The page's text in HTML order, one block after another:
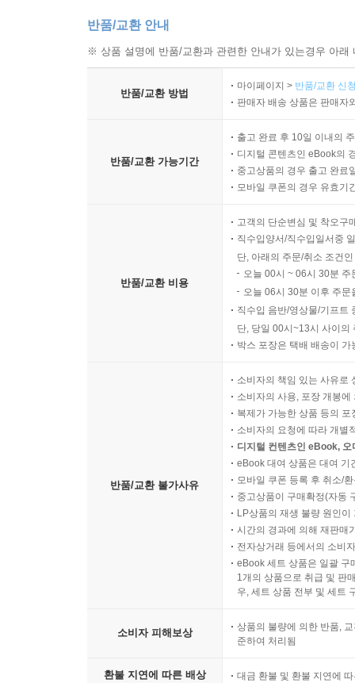
반품/교환 안내
※ 상품 설명에 반품/교환과 관련한 안내가 있는경우 아
반품/교환 방법
마이페이지 > 반품/교환 신
판매자 배송 상품은 판매자
반품/교환 가능기간
출고 완료 후 10일 이내의
디지털 콘텐츠인 eBook의
중고상품의 경우 출고 완료
모바일 쿠폰의 경우 유효기
반품/교환 비용
고객의 단순변심 및 착오구
직수입양서/직수입일서중
단, 아래의 주문/취소 조건
오늘 00시 ~ 06시 30분
오늘 06시 30분 이후 주
직수입 음반/영상물/기프트
단, 당일 00시~13시 사이의
박스 포장은 택배 배송이
반품/교환 불가사유
소비자의 책임 있는 사유로
소비자의 사용, 포장 개봉
복제가 가능한 상품 등의
소비자의 요청에 따라 개별
디지털 컨텐츠인 eBook,
eBook 대여 상품은 대여 기
모바일 쿠폰 등록 후 취소/
중고상품이 구매확정(자동
LP상품의 재생 불량 원인
시간의 경과에 의해 재판매
전자상거래 등에서의 소비
eBook 세트 상품은 일괄 구
1개의 상품으로 취급 및 판
우, 세트 상품 전부 및 세트
소비자 피해보상
상품의 불량에 의한 반품,
준하여 처리됨
환불 지연에 따른 배상 대금 환불 및 환불 지연에